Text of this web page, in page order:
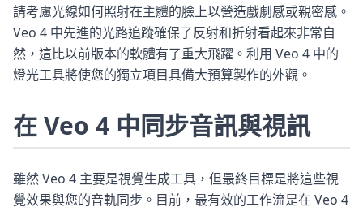
請考慮光線如何照射在主體的臉上以營造戲劇感或親密感。
Veo 4 中先進的光路追蹤確保了反射和折射看起來非常自
然，這比以前版本的軟體有了重大飛躍。利用 Veo 4 中的
燈光工具將使您的獨立項目具備大預算製作的外觀。
在 Veo 4 中同步音訊與視訊
雖然 Veo 4 主要是視覺生成工具，但最終目標是將這些視
覺效果與您的音軌同步。目前，最有效的工作流是在 Veo 4